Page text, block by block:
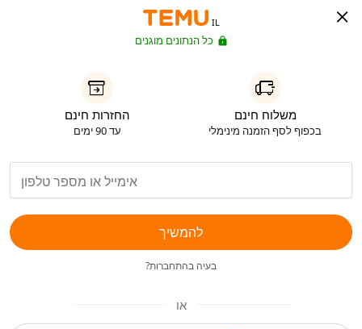
IL
כל הנתונים מוגנים
משלוח חינם
בכפוף לסף הזמנה מינימלי
החזרות חינם
עד 90 ימים
להמשיך
בעיה בהתחברות?
או